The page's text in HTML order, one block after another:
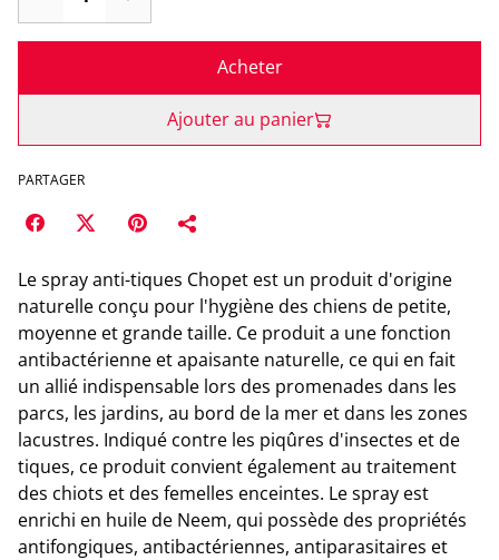
Acheter
Ajouter au panier
PARTAGER
Le spray anti-tiques Chopet est un produit d'origine
naturelle conçu pour l'hygiène des chiens de petite,
moyenne et grande taille. Ce produit a une fonction
antibactérienne et apaisante naturelle, ce qui en fait
un allié indispensable lors des promenades dans les
parcs, les jardins, au bord de la mer et dans les zones
lacustres. Indiqué contre les piqûres d'insectes et de
tiques, ce produit convient également au traitement
des chiots et des femelles enceintes. Le spray est
enrichi en huile de Neem, qui possède des propriétés
antifongiques, antibactériennes, antiparasitaires et